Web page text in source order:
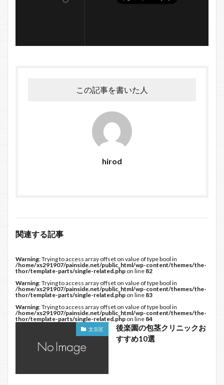
この記事を書いた人
hirod
関連する記事
Warning: Trying to access array offset on value of type bool in
/home/xs291907/painside.net/public_html/wp-content/themes/the-
thor/template-parts/single-related.php on line 82
Warning: Trying to access array offset on value of type bool in
/home/xs291907/painside.net/public_html/wp-content/themes/the-
thor/template-parts/single-related.php on line 83
Warning: Trying to access array offset on value of type bool in
/home/xs291907/painside.net/public_html/wp-content/themes/the-
thor/template-parts/single-related.php on line 84
文京区
後楽園の包茎クリニックお
すすめ10選